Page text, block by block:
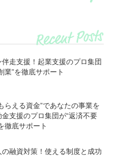
伴走支援！起業支援のプロ集団
業”を徹底サポート
らえる資金”であなたの事業を
支援のプロ集団が“返済不要
徹底サポート
融資対策！使える制度と成功